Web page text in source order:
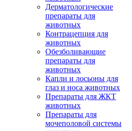
Дерматологические
препараты для
животных
Контрацепция для
животных
Обезболивающие
препараты для
животных
Капли и лосьоны для
глаз и носа животных
Препараты для ЖКТ
животных
Препараты для
мочеполовой системы